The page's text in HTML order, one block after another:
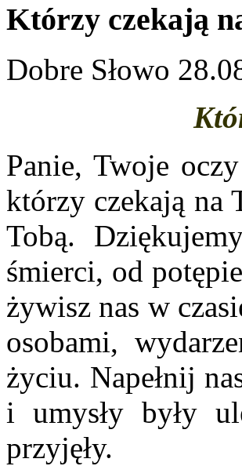
Którzy czekają
Dobre Słowo
Panie, Twoje
którzy czekają na
Tobą.
śmierci, od
żywisz nas w
osobami,
życiu. Napełnij
i umysły były
przyjęły.